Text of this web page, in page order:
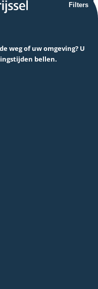
Filters
weg of uw omgeving? U
bellen.